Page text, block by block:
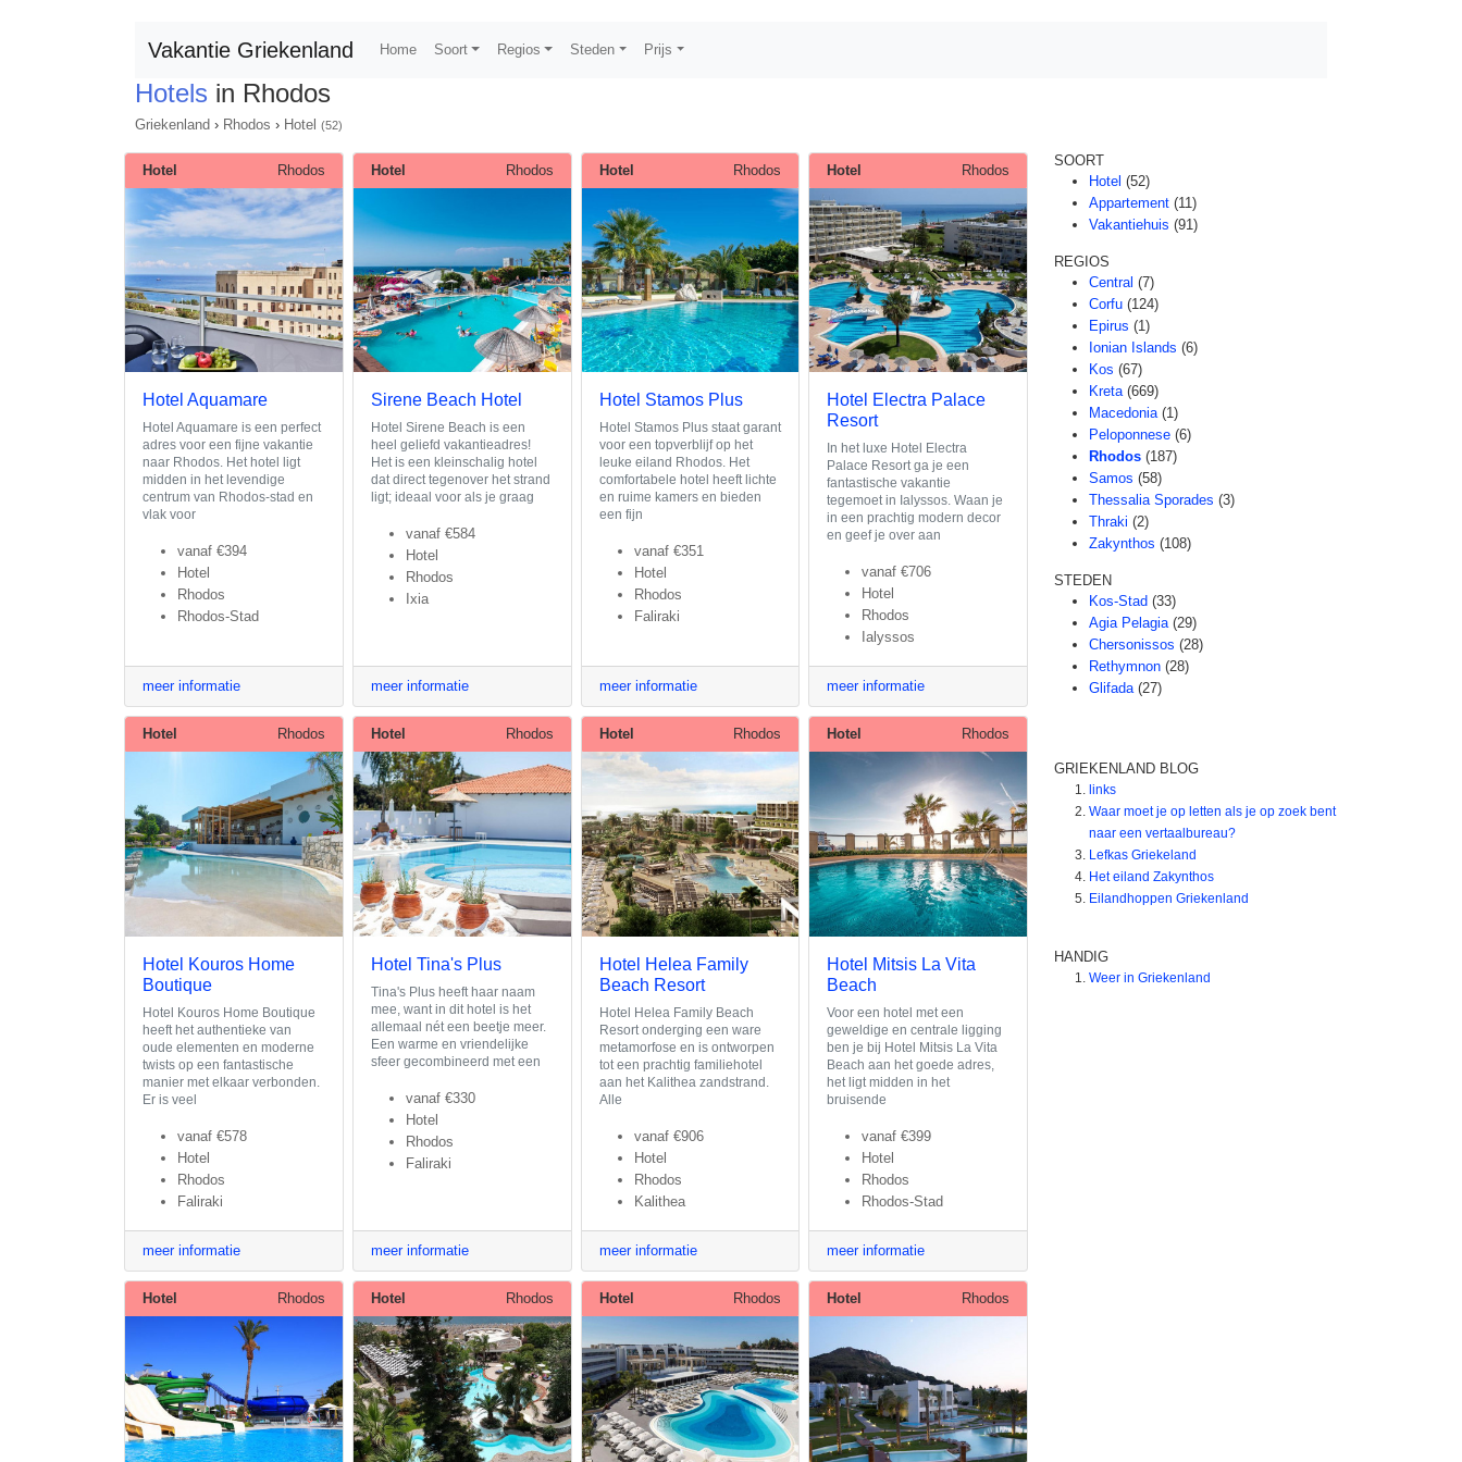
Vakantie Griekenland Home Soort Regios Steden Prijs
Hotels in Rhodos
Griekenland › Rhodos › Hotel (52)
Hotel Rhodos
Hotel Aquamare
Hotel Aquamare is een perfect
adres voor een fijne vakantie
naar Rhodos. Het hotel ligt
midden in het levendige
centrum van Rhodos-stad en
vlak voor
vanaf €394
Hotel
Rhodos
Rhodos-Stad
meer informatie
Hotel Rhodos
Sirene Beach Hotel
Hotel Sirene Beach is een
heel geliefd vakantieadres!
Het is een kleinschalig hotel
dat direct tegenover het strand
ligt; ideaal voor als je graag
vanaf€584
Hotel
Rhodos
Ixia
meer informatie
Hotel Rhodos
Hotel Stamos Plus
Hotel Stamos Plus staat garant
voor een topverblijf op het
leuke eiland Rhodos. Het
comfortabele hotel heeft lichte
en ruime kamers en bieden
een fijn
vanaf€351
Hotel
Rhodos
Faliraki
meer informatie
Hotel Rhodos
Hotel Electra Palace
Resort
In het luxe Hotel Electra
Palace Resort ga je een
fantastische vakantie
tegemoet in Ialyssos. Waan je
in een prachtig modern decor
en geef je over aan
vanaf €706
Hotel
Rhodos
Ialyssos
meer informatie
Hotel Rhodos
Hotel Kouros Home
Boutique
Hotel Kouros Home Boutique
heeft het authentieke van
oude elementen en moderne
twists op een fantastische
manier met elkaar verbonden.
Er is veel
vanaf €578
Hotel
Rhodos
Faliraki
meer informatie
Hotel Rhodos
Hotel Tina's Plus
Tina's Plus heeft haar naam
mee, want in dit hotel is het
allemaal nét een beetje meer.
Een warme en vriendelijke
sfeer gecombineerd met een
vanaf€330
Hotel
Rhodos
Faliraki
meer informatie
Hotel Rhodos
Hotel Helea Family
Beach Resort
Hotel Helea Family Beach
Resort onderging een ware
metamorfose en is ontworpen
tot een prachtig familiehotel
aan het Kalithea zandstrand.
Alle
vanaf€906
Hotel
Rhodos
Kalithea
meer informatie
Hotel Rhodos
Hotel Mitsis La Vita
Beach
Voor een hotel met een
geweldige en centrale ligging
ben je bij Hotel Mitsis La Vita
Beach aan het goede adres,
het ligt midden in het
bruisende
vanaf €399
Hotel
Rhodos
Rhodos-Stad
meer informatie
Hotel Rhodos Hotel Rhodos Hotel Rhodos Hotel Rhodos
SOORT
Hotel (52)
Appartement (11)
Vakantiehuis (91)
REGIOS
Central (7)
Corfu (124)
Epirus (1)
Ionian Islands (6)
Kos (67)
Kreta (669)
Macedonia (1)
Peloponnese (6)
Rhodos (187)
Samos (58)
Thessalia Sporades (3)
Thraki (2)
Zakynthos (108)
STEDEN
Kos-Stad (33)
Agia Pelagia (29)
Chersonissos (28)
Rethymnon (28)
Glifada (27)
GRIEKENLAND BLOG
links
Waar moet je op letten als je op zoek bent
naar een vertaalbureau?
Lefkas Griekeland
Het eiland Zakynthos
Eilandhoppen Griekenland
HANDIG
Weer in Griekenland